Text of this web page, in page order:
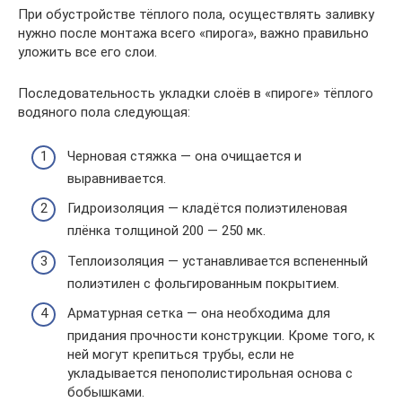
При обустройстве тёплого пола, осуществлять заливку
нужно после монтажа всего «пирога», важно правильно
уложить все его слои.
Последовательность укладки слоёв в «пироге» тёплого
водяного пола следующая:
Черновая стяжка — она очищается и
выравнивается.
Гидроизоляция — кладётся полиэтиленовая
плёнка толщиной 200 — 250 мк.
Теплоизоляция — устанавливается вспененный
полиэтилен с фольгированным покрытием.
Арматурная сетка — она необходима для
придания прочности конструкции. Кроме того, к
ней могут крепиться трубы, если не
укладывается пенополистирольная основа с
бобышками.